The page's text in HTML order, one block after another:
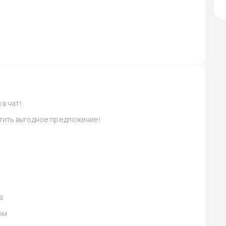
чат!
выгодное предложение!